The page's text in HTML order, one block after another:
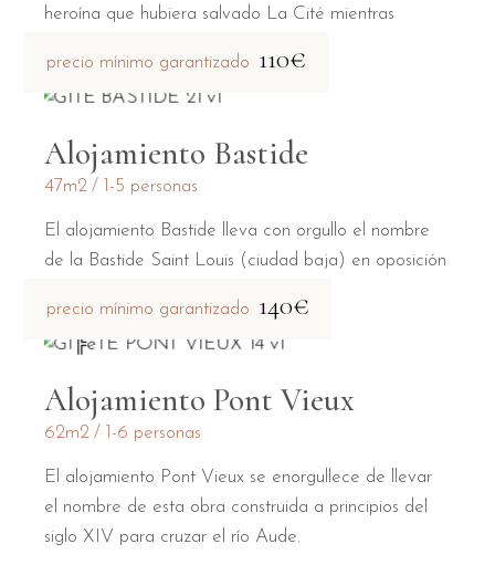
heroína que hubiera salvado La Cité mientras
precio mínimo garantizado 110€
Alojamiento Bastide
47m2 1-5 personas
El alojamiento Bastide lleva con orgullo el nombre
de la Bastide Saint Louis (ciudad baja) en oposición
precio mínimo garantizado 140€
Alojamiento Pont Vieux
62m2 1-6 personas
El alojamiento Pont Vieux se enorgullece de llevar
el nombre de esta obra construida a principios del
siglo XIV para cruzar el río Aude.